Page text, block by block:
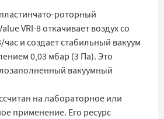
роторный
VRI-8 откачивает воздух со
и создает стабильный вакуум
0,03 мбар (3 Па). Это
вакуумный
на лабораторное или
применение. Его ресурс